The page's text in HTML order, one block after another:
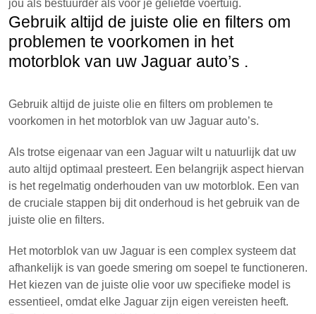
jou als bestuurder als voor je geliefde voertuig.
Gebruik altijd de juiste olie en filters om
problemen te voorkomen in het
motorblok van uw Jaguar auto’s .
Gebruik altijd de juiste olie en filters om problemen te
voorkomen in het motorblok van uw Jaguar auto’s.
Als trotse eigenaar van een Jaguar wilt u natuurlijk dat uw
auto altijd optimaal presteert. Een belangrijk aspect hiervan
is het regelmatig onderhouden van uw motorblok. Een van
de cruciale stappen bij dit onderhoud is het gebruik van de
juiste olie en filters.
Het motorblok van uw Jaguar is een complex systeem dat
afhankelijk is van goede smering om soepel te functioneren.
Het kiezen van de juiste olie voor uw specifieke model is
essentieel, omdat elke Jaguar zijn eigen vereisten heeft.